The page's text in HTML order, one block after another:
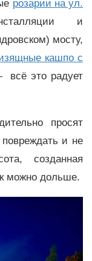
розарии на ул.
и
мосту,
кашпо с
всё это радует
просят
и не
созданная
можно дольше.